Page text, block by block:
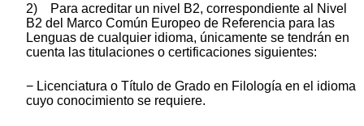
2) Para acreditar un nivel B2, correspondiente al Nivel
B2 del Marco Común Europeo de Referencia para las
Lenguas de cualquier idioma, únicamente se tendrán en
cuenta las titulaciones o certificaciones siguientes:
− Licenciatura o Título de Grado en Filología en el idioma
cuyo conocimiento se requiere.